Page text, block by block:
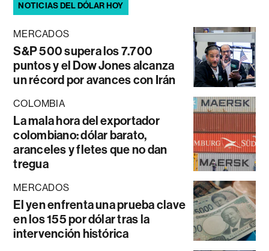
NOTICIAS DEL DÓLAR HOY
MERCADOS
S&P 500 supera los 7.700
puntos y el Dow Jones alcanza
un récord por avances con Irán
COLOMBIA
La mala hora del exportador
colombiano: dólar barato,
aranceles y fletes que no dan
tregua
MERCADOS
El yen enfrenta una prueba clave
en los 155 por dólar tras la
intervención histórica